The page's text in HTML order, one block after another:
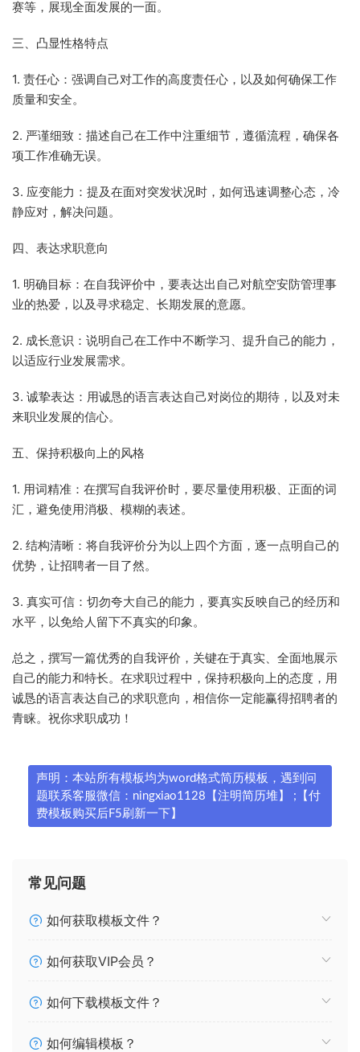
赛等，展现全面发展的一面。
三、凸显性格特点
1. 责任心：强调自己对工作的高度责任心，以及如何确保工作
质量和安全。
2. 严谨细致：描述自己在工作中注重细节，遵循流程，确保各
项工作准确无误。
3. 应变能力：提及在面对突发状况时，如何迅速调整心态，冷
静应对，解决问题。
四、表达求职意向
1. 明确目标：在自我评价中，要表达出自己对航空安防管理事
业的热爱，以及寻求稳定、长期发展的意愿。
2. 成长意识：说明自己在工作中不断学习、提升自己的能力，
以适应行业发展需求。
3. 诚挚表达：用诚恳的语言表达自己对岗位的期待，以及对未
来职业发展的信心。
五、保持积极向上的风格
1. 用词精准：在撰写自我评价时，要尽量使用积极、正面的词
汇，避免使用消极、模糊的表述。
2. 结构清晰：将自我评价分为以上四个方面，逐一点明自己的
优势，让招聘者一目了然。
3. 真实可信：切勿夸大自己的能力，要真实反映自己的经历和
水平，以免给人留下不真实的印象。
总之，撰写一篇优秀的自我评价，关键在于真实、全面地展示
自己的能力和特长。在求职过程中，保持积极向上的态度，用
诚恳的语言表达自己的求职意向，相信你一定能赢得招聘者的
青睐。祝你求职成功！
声明：本站所有模板均为word格式简历模板，遇到问
题联系客服微信：ningxiao1128【注明简历堆】 ;【付
费模板购买后F5刷新一下】
常见问题
如何获取模板文件？
如何获取VIP会员？
如何下载模板文件？
如何编辑模板？